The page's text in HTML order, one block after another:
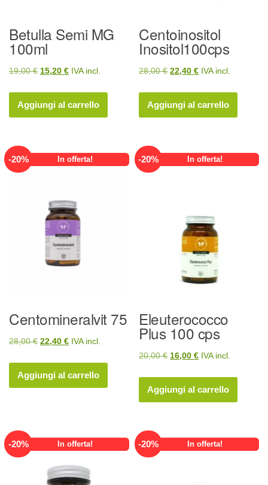
Betulla Semi MG
100ml
19,00€ Il
originale
era:
15,20 €Il
attuale
è:
IVA incl.
Aggiungi al carrello
Centoinositol
Inositol100cps
28,00€ Il
originale
era:
22,40€Il
attuale
è:
IVA incl.
Aggiungi al carrello
-20% In offerta!
Centomineralvit 75
28,00€ Il
originale
era:
22,40 €Il
attuale
è:
IVA incl.
Aggiungi al carrello
-20% In offerta!
Eleuterococco
Plus 100 cps
20,00€ Il
originale
era:
16,00€Il
attuale
è:
IVA incl.
Aggiungi al carrello
-20% In offerta! -20% In offerta!